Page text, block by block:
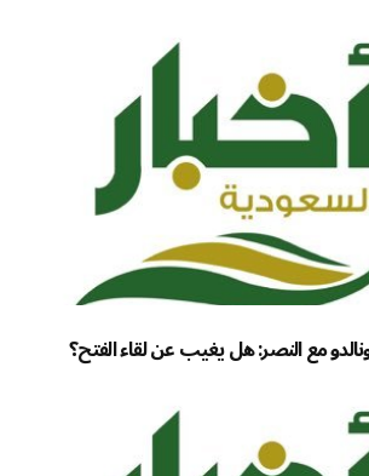
مع النصر: هل يغيب عن لقاء الفتح؟